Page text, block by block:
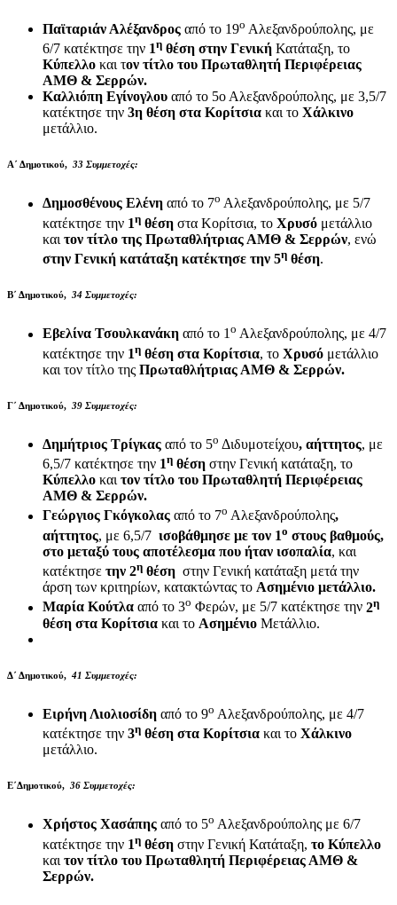
Παϊταριάν Αλέξανδρος από το 19ο Αλεξανδρούπολης, με
6/7 κατέκτησε την 1η θέση στην Γενική Κατάταξη, το
Κύπελλο και τον τίτλο του Πρωταθλητή Περιφέρειας
ΑΜΘ & Σερρών.
Καλλιόπη Εγίνογλου από το 5ο Αλεξανδρούπολης, με 3,5/7
κατέκτησε την 3η θέση στα Κορίτσια και το Χάλκινο
μετάλλιο.
Α΄ Δημοτικού, 33 Συμμετοχές:
Δημοσθένους Ελένη από το 7ο Αλεξανδρούπολης, με 5/7
κατέκτησε την 1η θέση στα Κορίτσια, το Χρυσό μετάλλιο
και τον τίτλο της Πρωταθλήτριας ΑΜΘ & Σερρών, ενώ
στην Γενική κατάταξη κατέκτησε την 5η θέση.
Β΄ Δημοτικού, 34 Συμμετοχές:
Εβελίνα Τσουλκανάκη από το 1ο Αλεξανδρούπολης, με 4/7
κατέκτησε την 1η θέση στα Κορίτσια, το Χρυσό μετάλλιο
και τον τίτλο της Πρωταθλήτριας ΑΜΘ & Σερρών.
Γ΄ Δημοτικού, 39 Συμμετοχές:
Δημήτριος Τρίγκας από το 5ο Διδυμοτείχου, αήττητος, με
6,5/7 κατέκτησε την 1η θέση στην Γενική κατάταξη, το
Κύπελλο καιτον τίτλο του Πρωταθλητή Περιφέρειας
ΑΜΘ & Σερρών.
Γεώργιος Γκόγκολας από το 7ο Αλεξανδρούπολης,
αήττητος, με 6,5/7 ισοβάθμησε με τον 1ο στους βαθμούς,
στο μεταξύ τους αποτέλεσμα που ήταν ισοπαλία, και
κατέκτησε την 2η θέση στην Γενική κατάταξη μετά την
άρση των κριτηρίων, κατακτώντας το Ασημένιο μετάλλιο.
Μαρία Κούτλα από το 3ο Φερών, με 5/7 κατέκτησε την 2η
θέση στα Κορίτσια και το Ασημένιο Μετάλλιο.
Δ΄ Δημοτικού, 41 Συμμετοχές:
Ειρήνη Λιολιοσίδη από το 9ο Αλεξανδρούπολης, με 4/7
κατέκτησε την 3η θέση στα Κορίτσια και το Χάλκινο
μετάλλιο.
Ε΄Δημοτικού, 36 Συμμετοχές:
Χρήστος Χασάπης από το 5ο Αλεξανδρούπολης με 6/7
κατέκτησε την 1η θέση στην Γενική Κατάταξη, το Κύπελλο
και τον τίτλο του Πρωταθλητή Περιφέρειας ΑΜΘ &
Σερρών.